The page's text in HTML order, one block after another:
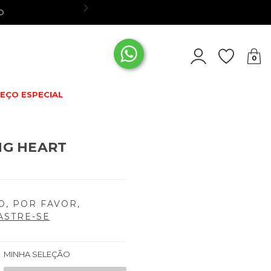
0
ESPECIAL
HEART
POR FAVOR,
SE
MINHA SELEÇÃO